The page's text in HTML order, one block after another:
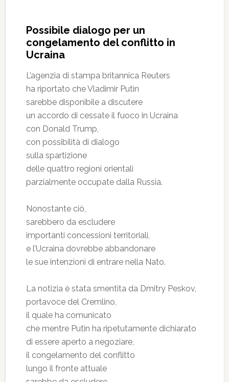
Possibile dialogo per un
congelamento del conflitto in
Ucraina
L’agenzia di stampa britannica Reuters
ha riportato che Vladimir Putin
sarebbe disponibile a discutere
un accordo di cessate il fuoco in Ucraina
con Donald Trump,
con possibilità di dialogo
sulla spartizione
delle quattro regioni orientali
parzialmente occupate dalla Russia.
Nonostante ciò,
sarebbero da escludere
importanti concessioni territoriali,
e l’Ucraina dovrebbe abbandonare
le sue intenzioni di entrare nella Nato.
La notizia è stata smentita da Dmitry Peskov,
portavoce del Cremlino,
il quale ha comunicato
che mentre Putin ha ripetutamente dichiarato
di essere aperto a negoziare,
il congelamento del conflitto
lungo il fronte attuale